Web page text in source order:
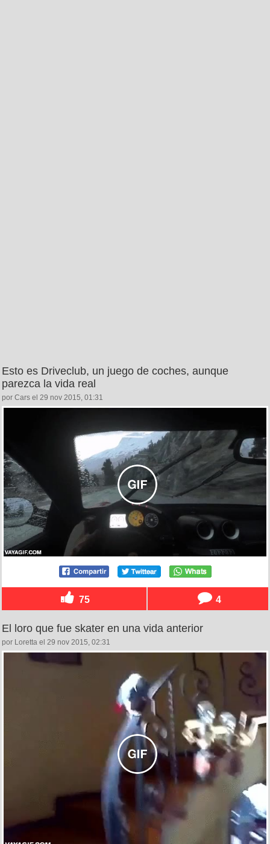
Esto es Driveclub, un juego de coches, aunque
parezca la vida real
por Cars el 29 nov 2015, 01:31
75 4
El loro que fue skater en una vida anterior
por Loretta el 29 nov 2015, 02:31